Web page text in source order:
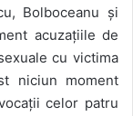
Bolboceanu și
acuzațiile de
cu victima
niciun moment
celor patru